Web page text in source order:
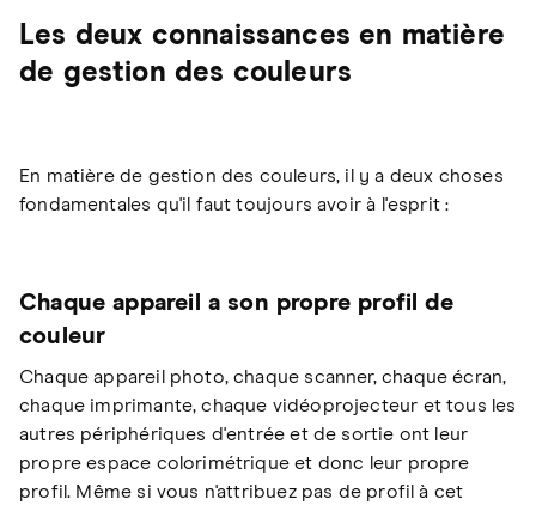
Les deux connaissances en matière
de gestion des couleurs
En matière de gestion des couleurs, il y a deux choses
fondamentales qu'il faut toujours avoir à l'esprit :
Chaque appareil a son propre profil de
couleur
Chaque appareil photo, chaque scanner, chaque écran,
chaque imprimante, chaque vidéoprojecteur et tous les
autres périphériques d'entrée et de sortie ont leur
propre espace colorimétrique et donc leur propre
profil. Même si vous n'attribuez pas de profil à cet